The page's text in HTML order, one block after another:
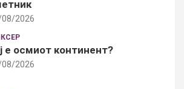
2026
е осмиот континент?
2026